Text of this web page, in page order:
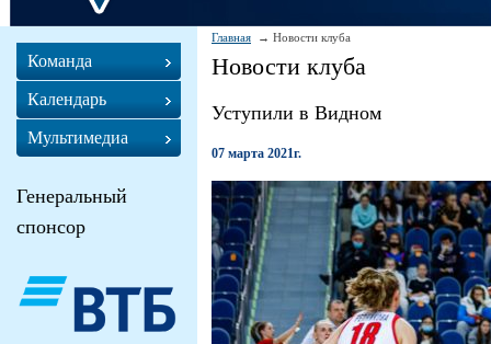
Главная Новости клуба
Новости клуба
Уступили в Видном
07 марта 2021г.
Команда
Календарь
Мультимедиа
Генеральный
спонсор